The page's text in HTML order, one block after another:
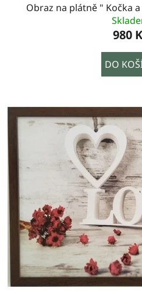
Obraz na plátně " Kočka
980
DO